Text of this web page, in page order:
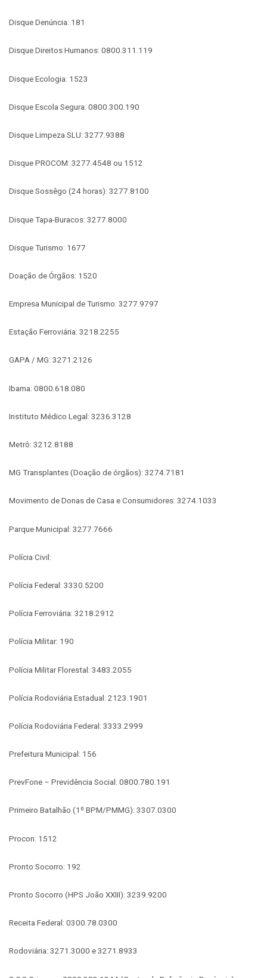
Disque Denúncia: 181
Disque Direitos Humanos: 0800.311.119
Disque Ecologia: 1523
Disque Escola Segura: 0800.300.190
Disque Limpeza SLU: 3277.9388
Disque PROCOM: 3277.4548 ou 1512
Disque Sossêgo (24 horas): 3277.8100
Disque Tapa-Buracos: 3277.8000
Disque Turismo: 1677
Doação de Órgãos: 1520
Empresa Municipal de Turismo: 3277.9797
Estação Ferroviária: 3218.2255
GAPA / MG: 3271.2126
Ibama: 0800.618.080
Instituto Médico Legal: 3236.3128
Metrô: 3212.8188
MG Transplantes (Doação de órgãos): 3274.7181
Movimento de Donas de Casa e Consumidores: 3274.1033
Parque Municipal: 3277.7666
Polícia Civil:
Polícia Federal: 3330.5200
Polícia Ferroviária: 3218.2912
Polícia Militar: 190
Polícia Militar Florestal: 3483.2055
Polícia Rodoviária Estadual: 2123.1901
Polícia Rodoviária Federal: 3333.2999
Prefeitura Municipal: 156
PrevFone – Previdência Social: 0800.780.191
Primeiro Batalhão (1º BPM/PMMG): 3307.0300
Procon: 1512
Pronto Socorro: 192
Pronto Socorro (HPS João XXIII): 3239.9200
Receita Federal: 0300.78.0300
Rodoviária: 3271.3000 e 3271.8933